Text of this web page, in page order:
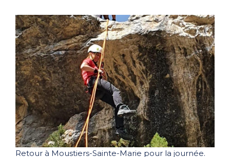
Retour à Moustiers-Sainte-Marie pour la journée.